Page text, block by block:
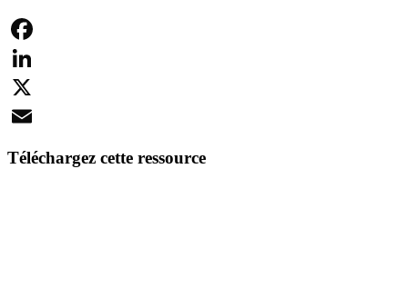
Facebook
LinkedIn
X
Téléchargez cette ressource